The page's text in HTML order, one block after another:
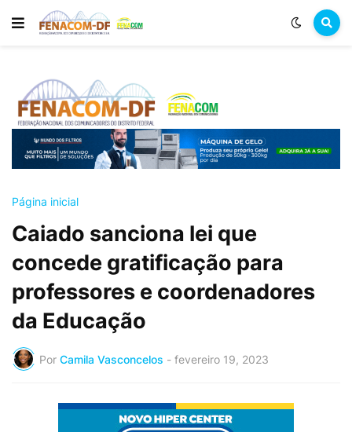
Página inicial
Caiado sanciona lei que
concede gratificação para
professores e coordenadores
da Educação
Por Camila Vasconcelos - fevereiro 19, 2023